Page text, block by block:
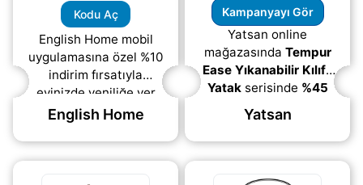
Kodu Aç
English Home mobil
uygulamasına özel %10
indirim fırsatıyla
evinizde yeniliğe yer
açın! Tarzınızı yansıtan
dekoratif ürünleri ve ev
tekstili seçeneklerini
(daha&helliip;)
English Home
Kampanyayı Gör
Yatsan online
mağazasında Tempur
Ease Yıkanabilir Kılıflı
Yatakserisinde %45
indirim
kaçırmayın! Şimdi,
rahat bir uyku deneyimi
sunan Tempur
(daha&helliip;)
Yatsan